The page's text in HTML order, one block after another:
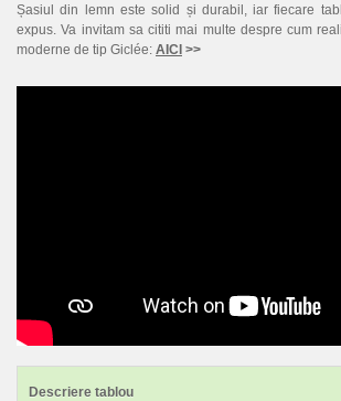
Șasiul din lemn este solid și durabil, iar fiecare
expus. Va invitam sa cititi mai multe despre cum
moderne de tip Giclée: AICI >>
Descriere tablou